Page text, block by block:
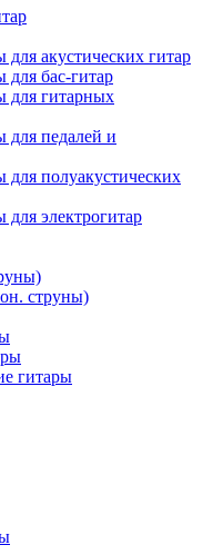
акустических гитар
бас-гитар
для гитарных
для педалей и
полуакустических
электрогитар
струны)
гитары